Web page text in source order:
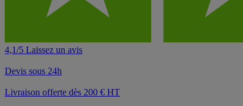
4,1/5 Laissez un avis
Devis sous 24h
Livraison offerte dès 200 € HT